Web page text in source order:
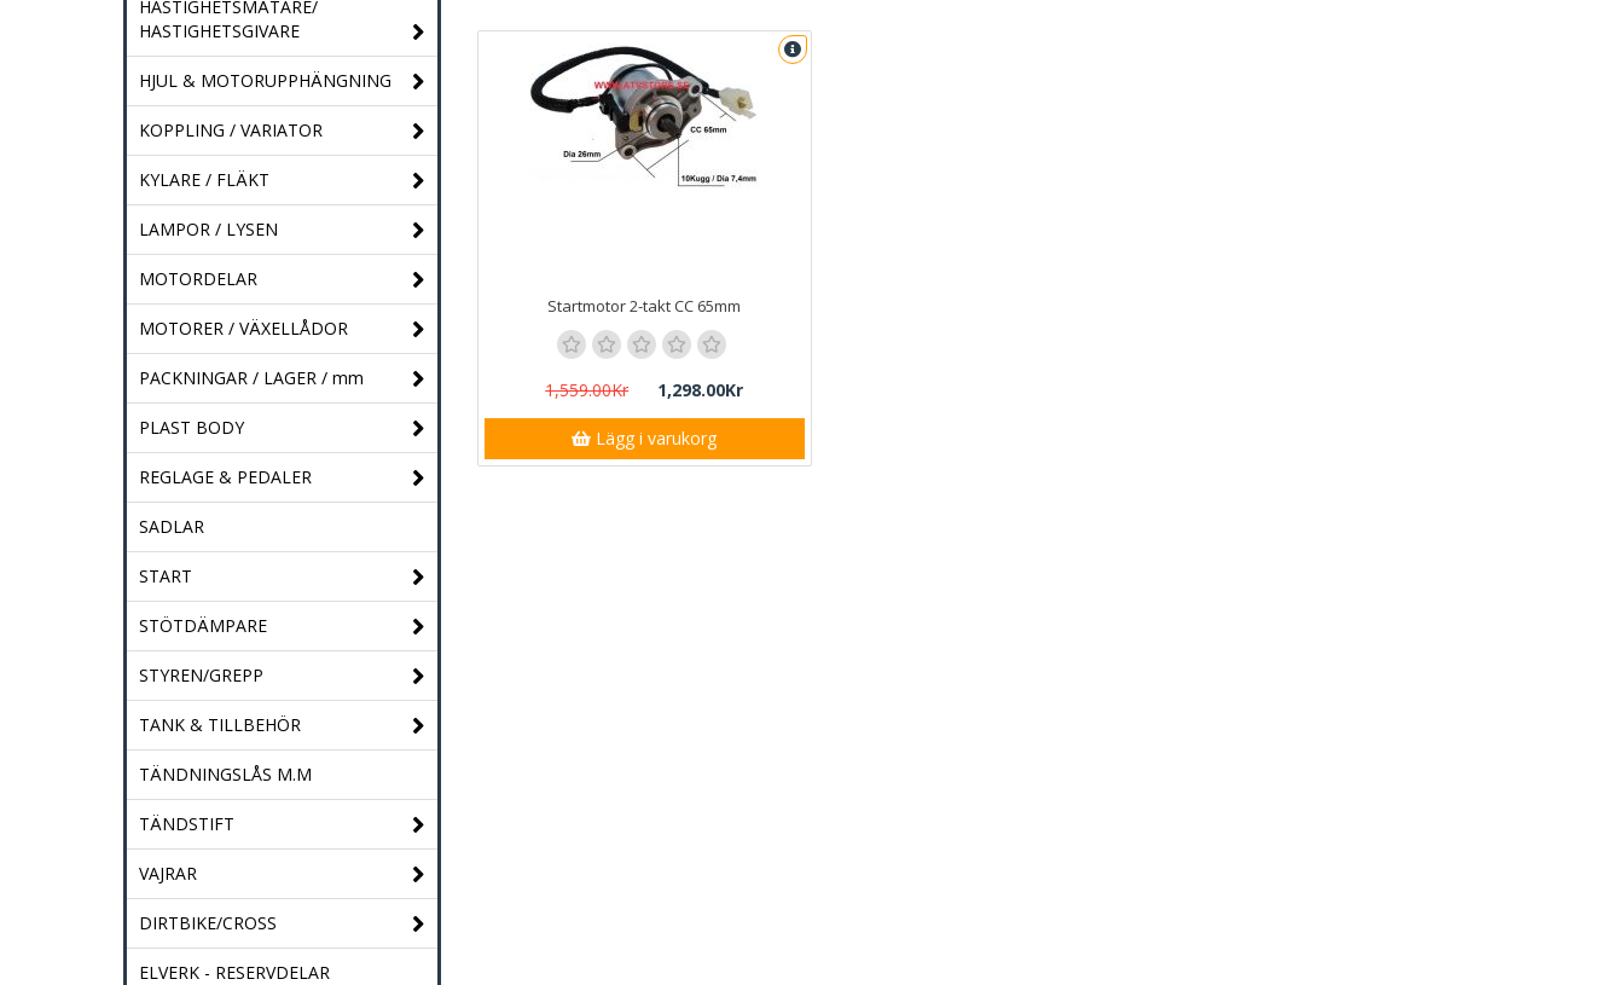
HASTIGHETSMÄTARE/
HASTIGHETSGIVARE
HJUL & MOTORUPPHÄNGNING
KOPPLING / VARIATOR
KYLARE / FLÄKT
LAMPOR / LYSEN
MOTORDELAR
MOTORER / VÄXELLÅDOR
PACKNINGAR / LAGER / mm
PLAST BODY
REGLAGE & PEDALER
SADLAR
START
STÖTDÄMPARE
STYREN/GREPP
TANK & TILLBEHÖR
TÄNDNINGSLÅS M.M
TÄNDSTIFT
VAJRAR
DIRTBIKE/CROSS
ELVERK - RESERVDELAR
Startmotor 2-takt CC 65mm
1,559.00Kr 1,298.00Kr
Lägg i varukorg